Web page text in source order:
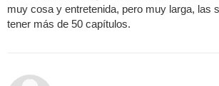
muy cosa y entretenida, pero muy larga, las
tener más de 50 capítulos.